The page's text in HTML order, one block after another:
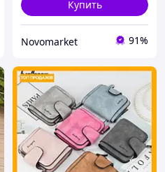
Купить
Novomarket 91%